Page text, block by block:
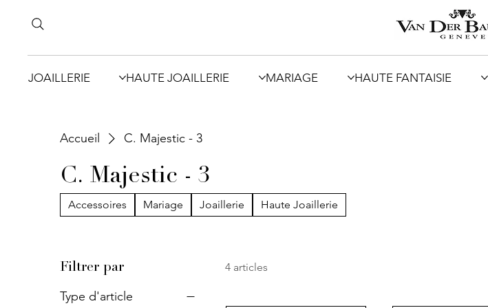
JOAILLERIE HAUTE JOAILLERIE MARIAGE HAUTE FANTAISIE
Accueil C. Majestic - 3
C. Majestic - 3
Accessoires Mariage Joaillerie Haute Joaillerie
Filtrer par
Type d'article
4 articles